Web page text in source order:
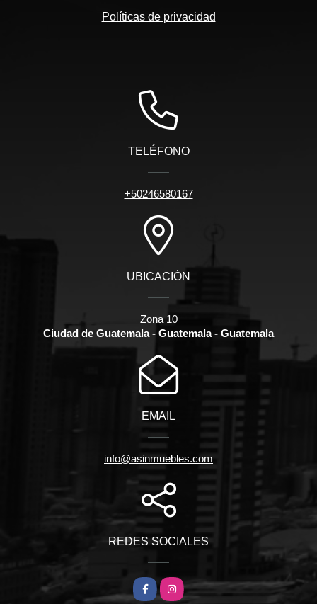
Políticas de privacidad
TELÉFONO
+50246580167
UBICACIÓN
Zona 10
Ciudad de Guatemala - Guatemala - Guatemala
EMAIL
info@asinmuebles.com
REDES SOCIALES
FacebookInstagram